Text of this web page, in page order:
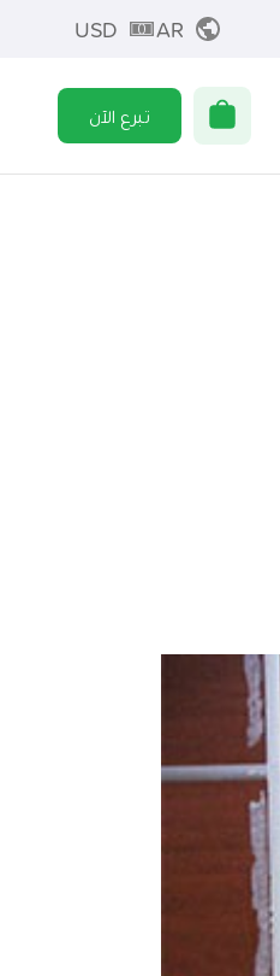
AR
USD
تبرع الآن